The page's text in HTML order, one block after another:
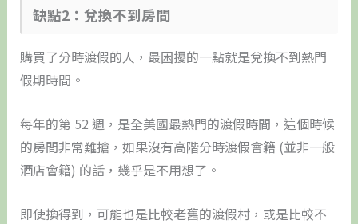
​缺點2：兌換不到房間
購買了分時渡假的人，最困擾的一點就是兌換不到熱門
假期時間。
每年的第 52 週，是全美國最熱門的渡假時間，這個時候
的房間非常難搶，如果沒有高階分時渡假會籍 (並非一般
酒店會籍) 的話，幾乎是不用想了。
即使換得到，可能也是比較老舊的渡假村，或是比較不